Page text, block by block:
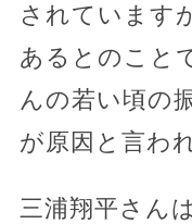
されています
あるとのこと
んの若い頃の
が原因と言わ
三浦翔平さん